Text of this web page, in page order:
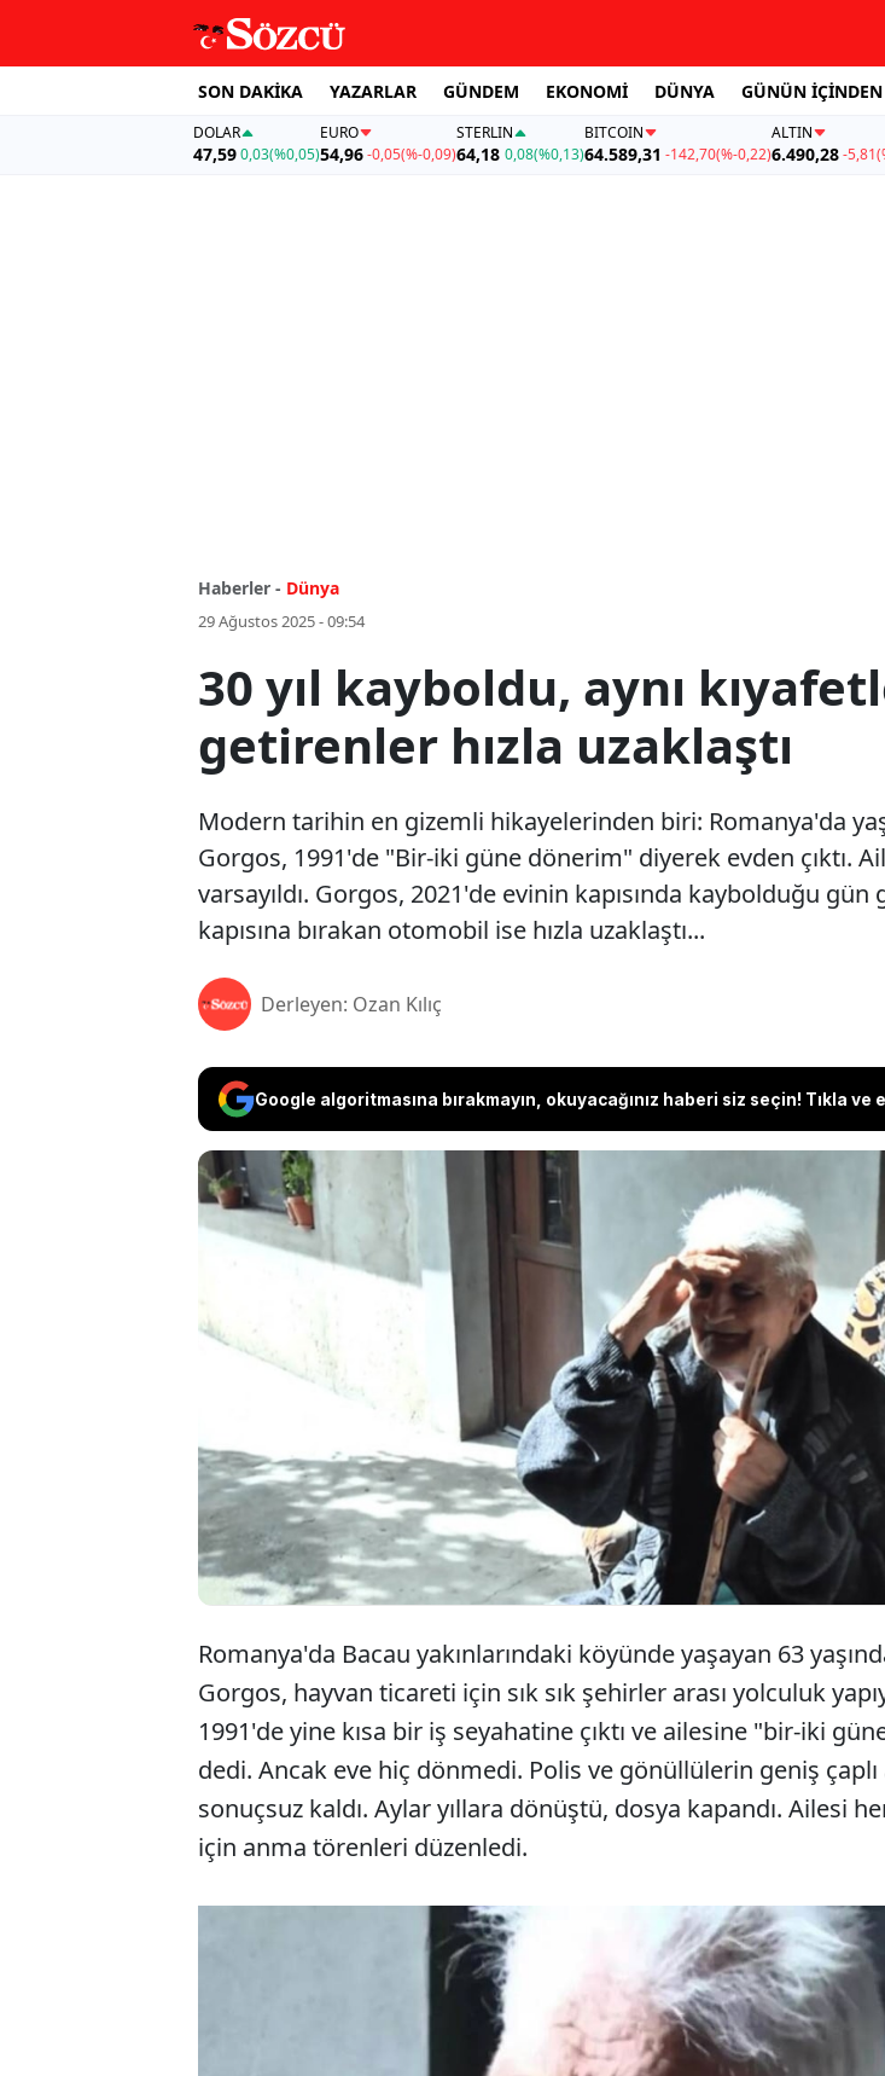
SON DAKİKA YAZARLAR GÜNDEM EKONOMİ DÜNYA GÜNÜN İÇİNDEN
DOLAR
47,590,03(%0,05)
EURO
54,96 -0,05(%-0,09)
STERLIN
64,18 0,08(%0,13)
BITCOIN
64.589,31 -142,70(%-0,22)
ALTIN
6.490,28-5,81
Haberler - Dünya
29 Ağustos 2025 - 09:54
30 yıl kayboldu, aynı
getirenler hızla uzaklaştı
Modern tarihin en gizemli hikayelerinden biri: Romanya'da
Gorgos, 1991'de "Bir-iki güne dönerim" diyerek evden çıktı.
varsayıldı. Gorgos, 2021'de evinin kapısında kaybolduğu
kapısına bırakan otomobil ise hızla uzaklaştı...
Derleyen: Ozan Kılıç
Google algoritmasına bırakmayın, okuyacağınız haberi siz seçin! Tıkla ve
Modern tarihin en gizemli hikayelerinden biri:
büyükbaş hayvan yetiştiricisi Vasile Gorgos, 1991'de "Bir-
dönerim" diyerek evden çıktı. Ailesi ve polis yıllarca
sonra öldüğü varsayıldı. Gorgos, 2021'de evinin
gün giydiği kıyafetlerle beliriverdi... Onu evinin kapısına
otomobil ise hızla uzaklaştı...
Romanya'da Bacau yakınlarındaki köyünde yaşayan 63
Gorgos, hayvan ticareti için sık sık şehirler arası yolculuk
1991'de yine kısa bir iş seyahatine çıktı ve ailesine "bir-iki
dedi. Ancak eve hiç dönmedi. Polis ve gönüllülerin geniş çaplı
sonuçsuz kaldı. Aylar yıllara dönüştü, dosya kapandı. Ailesi
için anma törenleri düzenledi.